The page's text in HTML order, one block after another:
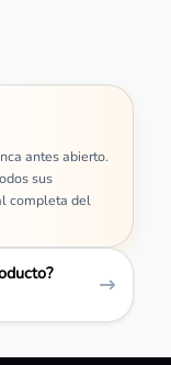
antes abierto.
sus
completa del